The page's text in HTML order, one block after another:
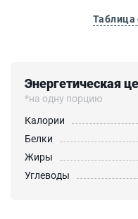
Энергетическая
*на одну порцию
Калории
Белки
Жиры
Углеводы